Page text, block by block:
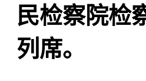
民检察院检
列席。